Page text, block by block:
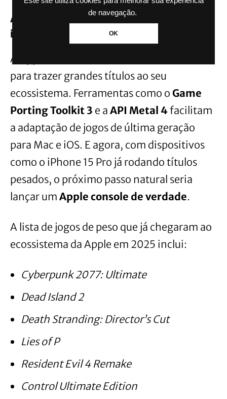
de navegação.
OK
Apple já tem a base: jogos AAA no
iPhone e Mac
A Apple vem trabalhando intensamente
para trazer grandes títulos ao seu
ecossistema. Ferramentas como o Game
Porting Toolkit 3 e a API Metal 4facilitam
a adaptação de jogos de última geração
para Mac e iOS. E agora, com dispositivos
como o iPhone 15 Pro já rodando títulos
pesados, o próximo passo natural seria
lançar um Apple console de verdade.
A lista de jogos de peso que já chegaram ao
ecossistema da Apple em 2025 inclui:
Cyberpunk 2077: Ultimate
Dead Island 2
Death Stranding: Director’s Cut
Lies of P
Resident Evil 4 Remake
Control Ultimate Edition